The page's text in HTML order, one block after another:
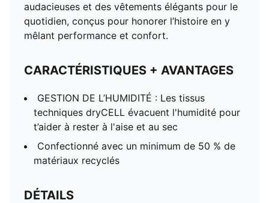
audacieuses et des vêtements élégants pour le
quotidien, conçus pour honorer l’histoire en y
mêlant performance et confort.
CARACTÉRISTIQUES + AVANTAGES
GESTION DE L’HUMIDITÉ : Les tissus
techniques dryCELL évacuent l'humidité pour
t’aider à rester à l'aise et au sec
Confectionné avec un minimum de 50 % de
matériaux recyclés
DÉTAILS